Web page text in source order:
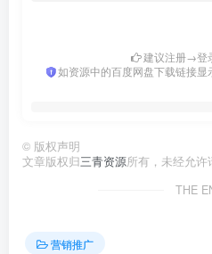
建议注册→登
如资源中的百度网盘下载链接
© 版权声明
文章版权归三青资源所有，未经允许
THE
营销推广